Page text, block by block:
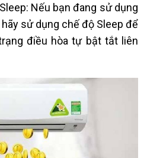
Nếu bạn đang sử dụng
sử dụng chế độ Sleep để
điều hòa tự bật tắt liên